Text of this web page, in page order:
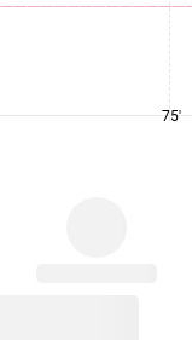
75'